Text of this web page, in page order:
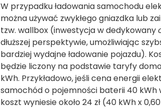
W przypadku ładowania samochodu
można używać zwykłego gniazdka lub
tzw. wallbox (inwestycja w dedykowany
dłuższej perspektywie, umożliwiając
bardziej wydajne ładowanie pojazdu).
będzie liczony na podstawie taryfy
kWh. Przykładowo, jeśli cena energii
samochód o pojemności baterii 40 kWh
koszt wyniesie około 24 zł (40 kWh x